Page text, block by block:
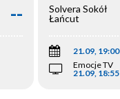
--
Solvera Sokół
Łańcut
21.09, 19:00
Emocje TV
21.09, 18:55